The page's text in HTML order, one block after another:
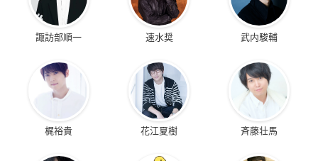
諏訪部順一 速水奨 武内駿輔
梶裕貴 花江夏樹 斉藤壮馬